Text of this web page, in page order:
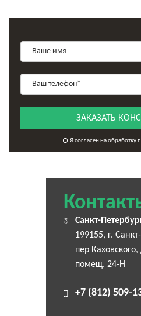
ЗАКАЗАТЬ
Я согласен на обработку
Санкт-
199155, г.
пер Каховского,
помещ. 24-Н
+7 (812) 509-